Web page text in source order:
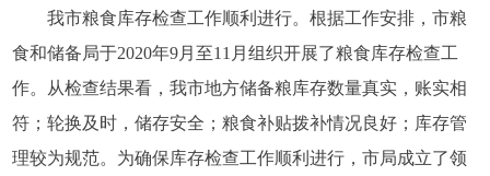
我市粮食库存检查工作顺利进行。根据工作安排，市粮
食和储备局于2020年9月至11月组织开展了粮食库存检查工
作。从检查结果看，我市地方储备粮库存数量真实，账实相
符；轮换及时，储存安全；粮食补贴拨补情况良好；库存管
理较为规范。为确保库存检查工作顺利进行，市局成立了领